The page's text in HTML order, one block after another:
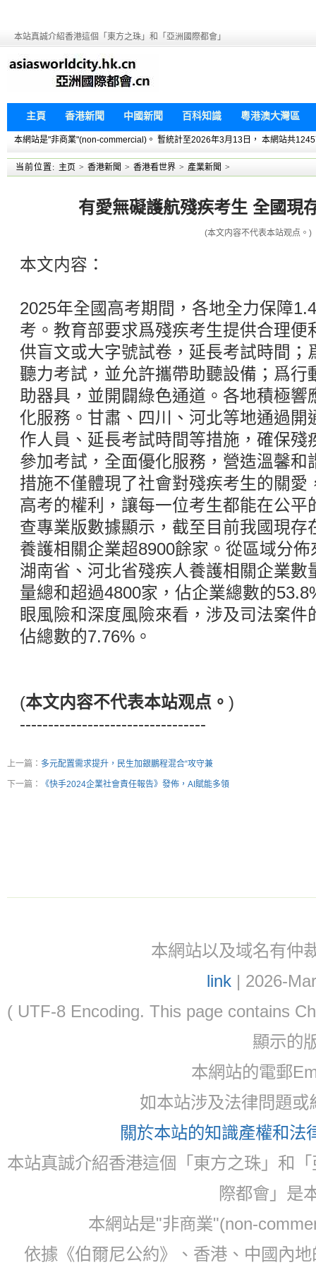
本站真誠介紹香港這個「東方之珠」和「亞洲國際都會」
主頁 香港新聞 中國新聞 百科知識 粵港澳大灣區
本網站是"非商業"(non-commercial)。 暫統計至2026年3月13日， 本網站共
当前位置: 主页 > 香港新聞 > 香港看世界 > 產業新聞 >
有愛無礙護航殘疾考生 全國現
(本文内容不代表本站观点。)
本文内容：
2025年全國高考期間，各地全力保障
考。教育部要求爲殘疾考生提供合理便
供盲文或大字號試卷，延長考試時間；
聽力考試，並允許攜帶助聽設備；爲行
助器具，並開闢綠色通道。各地積極響
化服務。甘肅、四川、河北等地通過開
作人員、延長考試時間等措施，確保殘
參加考試，全面優化服務，營造溫馨和
措施不僅體現了社會對殘疾考生的關愛
高考的權利，讓每一位考生都能在公平
查專業版數據顯示，截至目前我國現存
養護相關企業超8900餘家。從區域分
湖南省、河北省殘疾人養護相關企業數
量總和超過4800家，佔企業總數的
眼風險和深度風險來看，涉及司法案件
佔總數的7.76%。
(本文内容不代表本站观点。 )
---------------------------------
上一篇： 多元配置需求提升，民生加銀鵬程混合“攻守兼
下一篇： 《快手2024企業社會責任報告》發佈，AI賦能多領
本網站以及域名有仲
link| 2026-
( UTF-8 Encoding. This page contains
顯示的
本網站的電郵
如本站涉及法律問題
關於本站的知識產權和法
本站真誠介紹香港這個「東方之珠」和
際都會」是
本網站是"非商業"(non-
依據《伯爾尼公約》、香港、中國內